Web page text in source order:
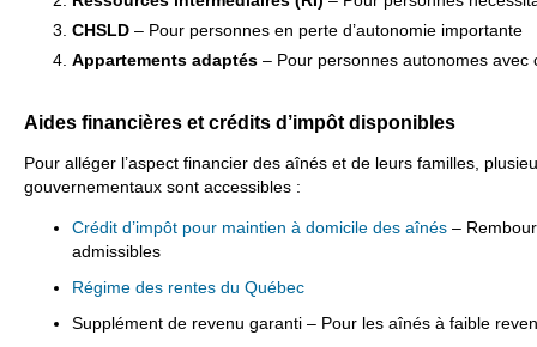
CHSLD – Pour personnes en perte d’autonomie importante
Appartements adaptés – Pour personnes autonomes avec
Aides financières et crédits d’impôt disponibles
Pour alléger l’aspect financier des aînés et de leurs familles,
gouvernementaux sont accessibles :
Crédit d’impôt pour maintien à domicile des aînés –
admissibles
Régime des rentes du Québec
Supplément de revenu garanti – Pour les aînés à faible